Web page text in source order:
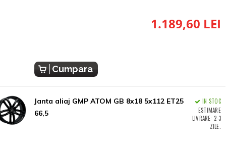
1.189,60 LEI
Cumpara
Janta aliaj GMP ATOM GB 8x18 5x112 ET25
66,5
IN STOC
ESTIMARE
LIVRARE: 2-3
ZILE.